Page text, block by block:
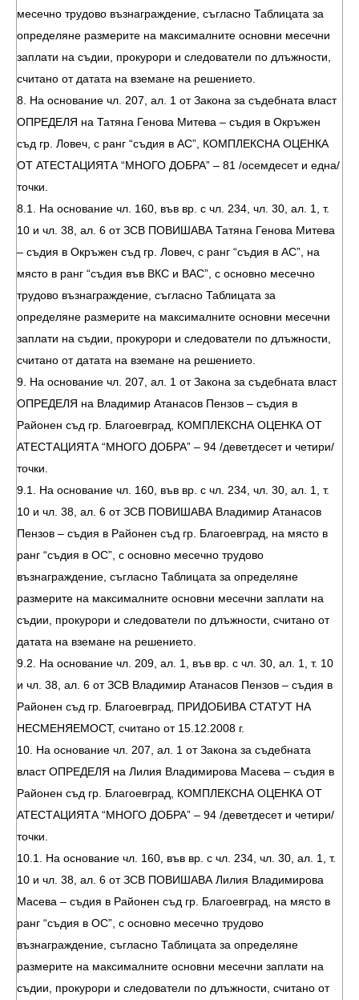
месечно трудово възнаграждение, съгласно Таблицата за
определяне размерите на максималните основни месечни
заплати на съдии, прокурори и следователи по длъжности,
считано от датата на вземане на решението.
8. На основание чл. 207, ал. 1 от Закона за съдебната власт
ОПРЕДЕЛЯ на Татяна Генова Митева – съдия в Окръжен
съд гр. Ловеч, с ранг “съдия в АС”, КОМПЛЕКСНА ОЦЕНКА
ОТ АТЕСТАЦИЯТА “МНОГО ДОБРА” – 81 /осемдесет и една/
точки.
8.1. На основание чл. 160, във вр. с чл. 234, чл. 30, ал. 1, т.
10 и чл. 38, ал. 6 от ЗСВ ПОВИШАВА Татяна Генова Митева
– съдия в Окръжен съд гр. Ловеч, с ранг “съдия в АС”, на
място в ранг “съдия във ВКС и ВАС”, с основно месечно
трудово възнаграждение, съгласно Таблицата за
определяне размерите на максималните основни месечни
заплати на съдии, прокурори и следователи по длъжности,
считано от датата на вземане на решението.
9. На основание чл. 207, ал. 1 от Закона за съдебната власт
ОПРЕДЕЛЯ на Владимир Атанасов Пензов – съдия в
Районен съд гр. Благоевград, КОМПЛЕКСНА ОЦЕНКА ОТ
АТЕСТАЦИЯТА “МНОГО ДОБРА” – 94 /деветдесет и четири/
точки.
9.1. На основание чл. 160, във вр. с чл. 234, чл. 30, ал. 1, т.
10 и чл. 38, ал. 6 от ЗСВ ПОВИШАВА Владимир Атанасов
Пензов – съдия в Районен съд гр. Благоевград, на място в
ранг “съдия в ОС”, с основно месечно трудово
възнаграждение, съгласно Таблицата за определяне
размерите на максималните основни месечни заплати на
съдии, прокурори и следователи по длъжности, считано от
датата на вземане на решението.
9.2. На основание чл. 209, ал. 1, във вр. с чл. 30, ал. 1, т. 10
и чл. 38, ал. 6 от ЗСВ Владимир Атанасов Пензов – съдия в
Районен съд гр. Благоевград, ПРИДОБИВА СТАТУТ НА
НЕСМЕНЯЕМОСТ, считано от 15.12.2008 г.
10. На основание чл. 207, ал. 1 от Закона за съдебната
власт ОПРЕДЕЛЯ на Лилия Владимирова Масева – съдия в
Районен съд гр. Благоевград, КОМПЛЕКСНА ОЦЕНКА ОТ
АТЕСТАЦИЯТА “МНОГО ДОБРА” – 94 /деветдесет и четири/
точки.
10.1. На основание чл. 160, във вр. с чл. 234, чл. 30, ал. 1, т.
10 и чл. 38, ал. 6 от ЗСВ ПОВИШАВА Лилия Владимирова
Масева – съдия в Районен съд гр. Благоевград, на място в
ранг “съдия в ОС”, с основно месечно трудово
възнаграждение, съгласно Таблицата за определяне
размерите на максималните основни месечни заплати на
съдии, прокурори и следователи по длъжности, считано от